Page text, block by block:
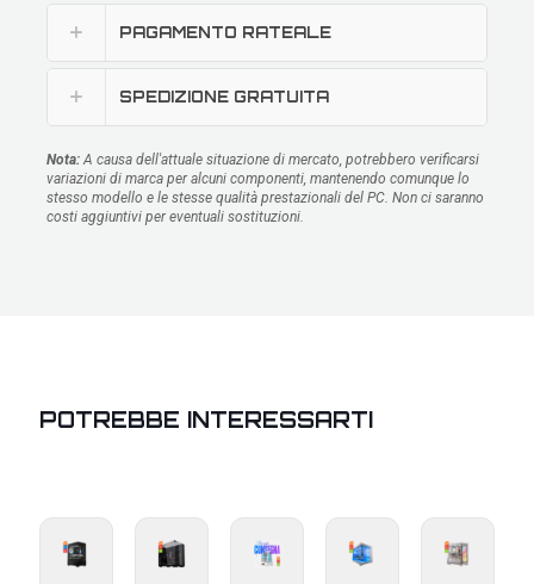
PAGAMENTO RATEALE
SPEDIZIONE GRATUITA
Nota: A causa dell'attuale situazione di mercato, potrebbero verificarsi
variazioni di marca per alcuni componenti, mantenendo comunque lo
stesso modello e le stesse qualità prestazionali del PC. Non ci saranno
costi aggiuntivi per eventuali sostituzioni.
POTREBBE INTERESSARTI